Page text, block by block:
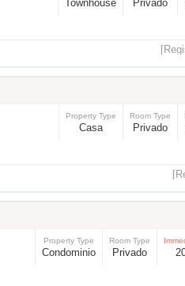
Townhouse Privado
Property Type
Casa
Room Type
Privado
Property Type
Condominio
Room Type
Privado